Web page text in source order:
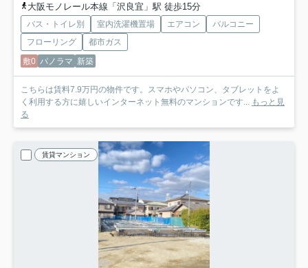
大阪モノレール本線「沢良宜」駅 徒歩15分
バス・トイレ別 室内洗濯機置場 エアコン
バルコニー
フローリング
都市ガス
敷0 パノラマ 新築
こちらは賃料7.9万円の物件です。スマホやパソコン、タブレットをよ
く利用する方に嬉しいインターネット無料のマンションです...
もっと見
る
賃貸マンション